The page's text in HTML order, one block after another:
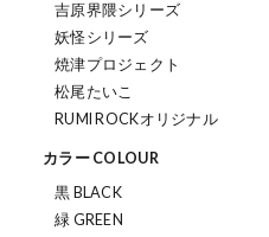
吉原界隈シリーズ
妖怪シリーズ
焼津プロジェクト
松尾たいこ
RUMI ROCKオリジナル
カラー COLOUR
黒 BLACK
緑 GREEN